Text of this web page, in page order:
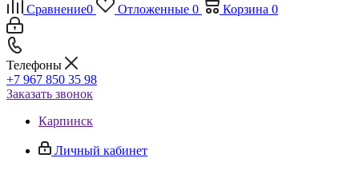
Сравнение0 Отложенные 0 Корзина 0
Телефоны
+7 967 850 35 98
Заказать звонок
Карпинск
Личный кабинет